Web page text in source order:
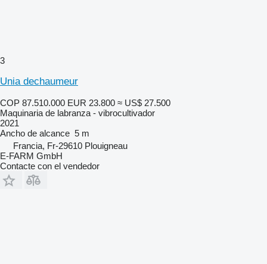
3
Unia dechaumeur
COP 87.510.000 EUR 23.800 ≈ US$ 27.500
Maquinaria de labranza - vibrocultivador
2021
Ancho de alcance 5 m
Francia, Fr-29610 Plouigneau
E-FARM GmbH
Contacte con el vendedor